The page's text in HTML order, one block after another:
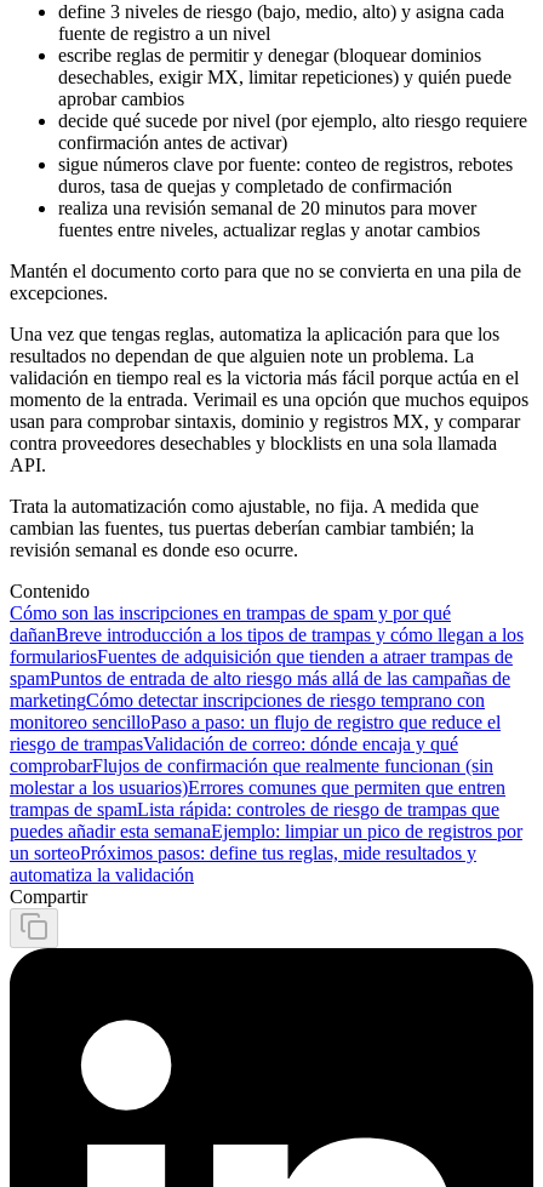
define 3 niveles de riesgo (bajo, medio, alto) y asigna cada
fuente de registro a un nivel
escribe reglas de permitir y denegar (bloquear dominios
desechables, exigir MX, limitar repeticiones) y quién puede
aprobar cambios
decide qué sucede por nivel (por ejemplo, alto riesgo requiere
confirmación antes de activar)
sigue números clave por fuente: conteo de registros, rebotes
duros, tasa de quejas y completado de confirmación
realiza una revisión semanal de 20 minutos para mover
fuentes entre niveles, actualizar reglas y anotar cambios
Mantén el documento corto para que no se convierta en una pila de
excepciones.
Una vez que tengas reglas, automatiza la aplicación para que los
resultados no dependan de que alguien note un problema. La
validación en tiempo real es la victoria más fácil porque actúa en el
momento de la entrada. Verimail es una opción que muchos equipos
usan para comprobar sintaxis, dominio y registros MX, y comparar
contra proveedores desechables y blocklists en una sola llamada
API.
Trata la automatización como ajustable, no fija. A medida que
cambian las fuentes, tus puertas deberían cambiar también; la
revisión semanal es donde eso ocurre.
Contenido
Cómo son las inscripciones en trampas de spam y por qué
dañanBreve introducción a los tipos de trampas y cómo llegan a los
formulariosFuentes de adquisición que tienden a atraer trampas de
spamPuntos de entrada de alto riesgo más allá de las campañas de
marketingCómo detectar inscripciones de riesgo temprano con
monitoreo sencilloPaso a paso: un flujo de registro que reduce el
riesgo de trampasValidación de correo: dónde encaja y qué
comprobarFlujos de confirmación que realmente funcionan (sin
molestar a los usuarios)Errores comunes que permiten que entren
trampas de spamLista rápida: controles de riesgo de trampas que
puedes añadir esta semanaEjemplo: limpiar un pico de registros por
un sorteoPróximos pasos: define tus reglas, mide resultados y
automatiza la validación
Compartir